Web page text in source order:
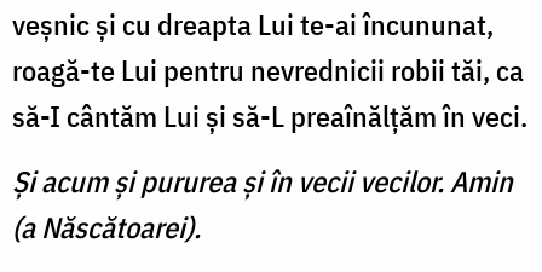
veșnic și cu dreapta Lui te-ai încununat,
roagă-te Lui pentru nevrednicii robii tăi, ca
să-I cântăm Lui și să-L preaînălțăm în veci.
Şi acum şi pururea şi în vecii vecilor. Amin
(a Născătoarei).